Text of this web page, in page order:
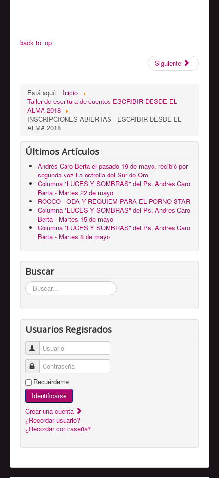
back to top
Siguiente
Está aquí:
Inicio
Taller de escritura de cuentos ESCRIBIR DESDE EL
ALMA 2018
INSCRIPCIONES ABIERTAS - ESCRIBIR DESDE EL
ALMA 2018
Últimos Artículos
Andrés Caro Berta el pasado 19 de mayo, recibió por
segunda vez La estrella del Sur de Oro
Columna "LUCES Y SOMBRAS" del Ps. Andres Caro
Berta - Martes 22 de mayo
ROCCO - ODA Y REQUIEM PARA EL PORNO STAR
Columna "LUCES Y SOMBRAS" del Ps. Andres Caro
Berta - Martes 15 de mayo
Columna "LUCES Y SOMBRAS" del Ps. Andres Caro
Berta - Martes 8 de mayo
Buscar
Buscar...
Usuarios Regisrados
Usuario
Contraseña
Recuérdeme
Identificarse
Crear una cuenta
¿Recordar usuario?
¿Recordar contraseña?